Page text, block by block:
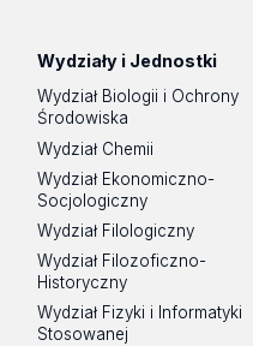
Wydziały i Jednostki
Wydział Biologii i Ochrony
Środowiska
Wydział Chemii
Wydział Ekonomiczno-
Socjologiczny
Wydział Filologiczny
Wydział Filozoficzno-
Historyczny
Wydział Fizyki i Informatyki
Stosowanej